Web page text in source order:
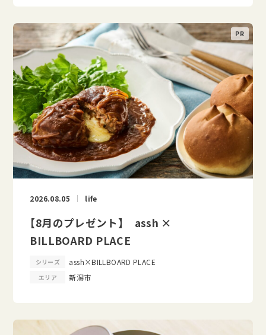
2026.08.05 life
【8月のプレゼント】 assh ×
BILLBOARD PLACE
シリーズ assh×BILLBOARD PLACE
エリア 新潟市